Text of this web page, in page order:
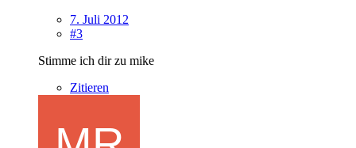
7. Juli 2012
#3
Stimme ich dir zu mike
Zitieren